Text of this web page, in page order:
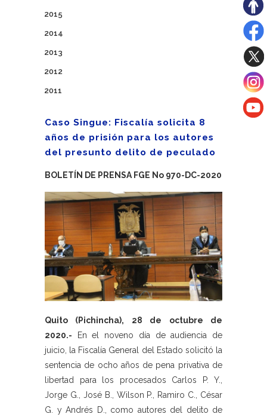
2015
2014
2013
2012
2011
Caso Singue: Fiscalía solicita 8
años de prisión para los autores
del presunto delito de peculado
BOLETÍN DE PRENSA FGE No 970-DC-2020
Quito (Pichincha), 28 de octubre de
2020.- En el noveno día de audiencia de
juicio, la Fiscalía General del Estado solicitó la
sentencia de ocho años de pena privativa de
libertad para los procesados Carlos P. Y.,
Jorge G., José B., Wilson P., Ramiro C., César
G. y Andrés D., como autores del delito de